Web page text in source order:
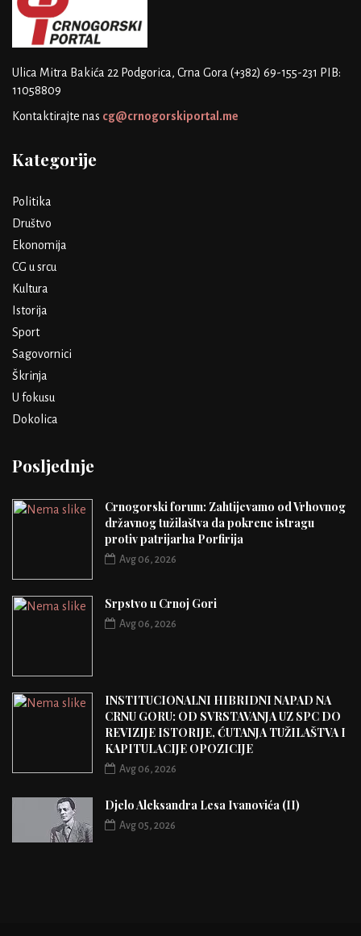
Ulica Mitra Bakića 22 Podgorica, Crna Gora (+382) 69-155-231 PIB:
11058809
Kontaktirajte nas cg@crnogorskiportal.me
Kategorije
Politika
Društvo
Ekonomija
CG u srcu
Kultura
Istorija
Sport
Sagovornici
Škrinja
U fokusu
Dokolica
Posljednje
Crnogorski forum: Zahtijevamo od Vrhovnog
državnog tužilaštva da pokrene istragu
protiv patrijarha Porfirija
Avg 06, 2026
Srpstvo u Crnoj Gori
Avg 06, 2026
INSTITUCIONALNI HIBRIDNI NAPAD NA
CRNU GORU: OD SVRSTAVANJA UZ SPC DO
REVIZIJE ISTORIJE, ĆUTANJA TUŽILAŠTVA I
KAPITULACIJE OPOZICIJE
Avg 06, 2026
Djelo Aleksandra Lesa Ivanovića (II)
Avg 05, 2026